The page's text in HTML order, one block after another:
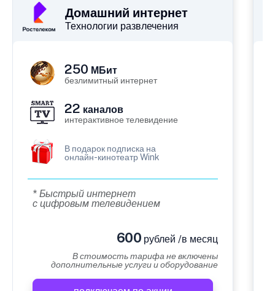
Домашний интернет
Технологии развлечения
250 МБит
безлимитный интернет
22 каналов
интерактивное телевидение
В подарок подписка на
онлайн-кинотеатр Wink
* Быстрый интернет
с цифровым телевидением
600 рублей /в месяц
В стоимость тарифа не включены
дополнительные услуги и оборудование